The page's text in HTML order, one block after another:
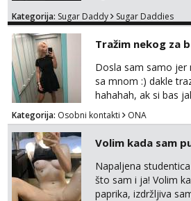
kosu - se dobro
dostupna radnim
obitelj) - vodiš brigu
zaštitu Ne javljajte
paro...
Kategorija: Sugar Daddy Sugar Daddies
Tražim nekog za
Dosla sam samo jer
sa mnom :) dakle
hahahah, ak si bas
razmislit za dalje
tamo, cekam te!
Kategorija: Osobni kontakti ONA
Volim kada sam
Napaljena
što sam i ja! Volim
paprika, izdržljiva